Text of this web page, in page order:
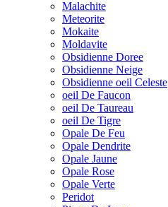
Malachite
Meteorite
Mokaite
Moldavite
Obsidienne Doree
Obsidienne Neige
Obsidienne oeil Celeste
oeil De Faucon
oeil De Taureau
oeil De Tigre
Opale De Feu
Opale Dendrite
Opale Jaune
Opale Rose
Opale Verte
Peridot